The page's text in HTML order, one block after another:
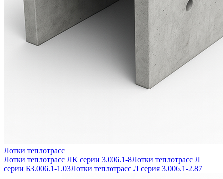
Лотки теплотрасс
Лотки теплотрасс ЛК серии 3.006.1-8Лотки теплотрасс Л
серии Б3.006.1-1.03Лотки теплотрасс Л серия 3.006.1-2.87